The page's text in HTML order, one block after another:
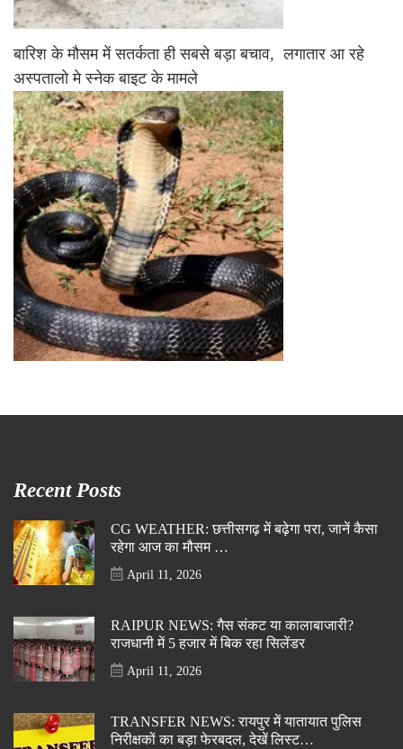
बारिश के मौसम में सतर्कता ही सबसे बड़ा बचाव, लगातार आ रहे
अस्पतालो मे स्नेक बाइट के मामले
Recent Posts
CG WEATHER: छत्तीसगढ़ में बढ़ेगा परा, जानें कैसा
रहेगा आज का मौसम …
April 11, 2026
RAIPUR NEWS: गैस संकट या कालाबाजारी?
राजधानी में 5 हजार में बिक रहा सिलेंडर
April 11, 2026
TRANSFER NEWS: रायपुर में यातायात पुलिस
निरीक्षकों का बड़ा फेरबदल, देखें लिस्ट…